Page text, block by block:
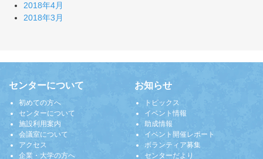
2018年4月
2018年3月
センターについて
初めての方へ
センターについて
施設利用案内
会議室について
アクセス
企業・大学の方へ
お知らせ
トピックス
イベント情報
助成情報
イベント開催レポート
ボランティア募集
センターだより